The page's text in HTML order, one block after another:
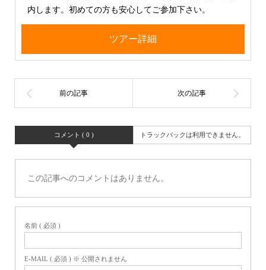
内します。初めての方も安心してご参加下さい。
ツアー詳細
コメント ( 0 ) トラックバックは利用できません。
この記事へのコメントはありません。
名前 ( 必須 )
E-MAIL ( 必須 ) ※ 公開されません